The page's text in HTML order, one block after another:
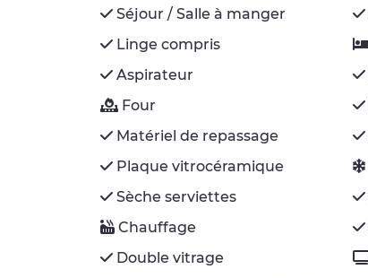
Séjour / Salle à manger
Linge compris
Aspirateur
Four
Matériel de repassage
Plaque vitrocéramique
Sèche serviettes
Chauffage
Double vitrage